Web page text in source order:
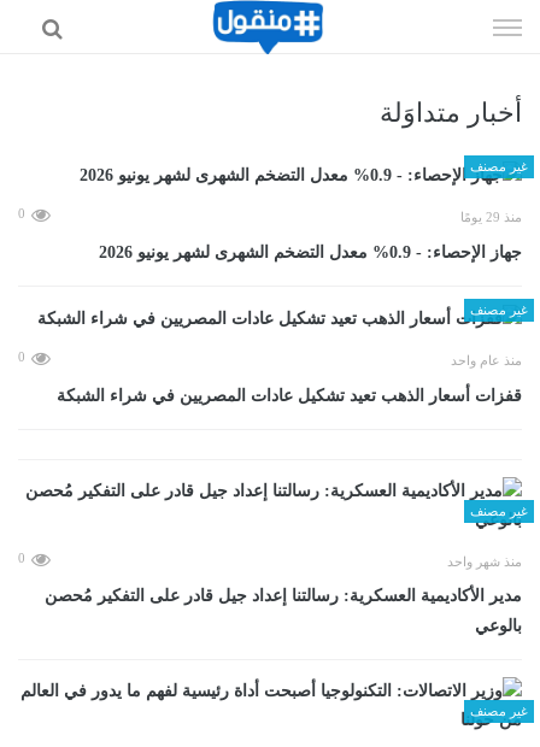
الى
أخبار متداوَلة
غير مصنف
منذ 29 يومًا 0
جهاز الإحصاء: - 0.9% معدل التضخم الشهرى لشهر يونيو 2026
غير مصنف
منذ عام واحد 0
قفزات أسعار الذهب تعيد تشكيل عادات المصريين في شراء الشبكة
غير مصنف
منذ شهر واحد 0
مدير الأكاديمية العسكرية: رسالتنا إعداد جيل قادر على التفكير مُحصن
بالوعي
غير مصنف